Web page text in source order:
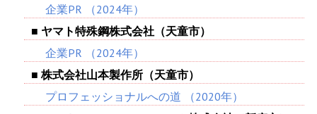
企業PR （2024年）
■ ヤマト特殊鋼株式会社（天童市）
企業PR （2024年）
■ 株式会社山本製作所（天童市）
プロフェッショナルへの道 （2020年）